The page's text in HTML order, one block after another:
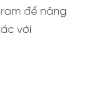
để nâng
với